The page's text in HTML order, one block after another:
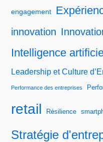
engagement
innovation
Intelligence
Leadership et Culture
Performance des entreprises
retail Résilience
Stratégie